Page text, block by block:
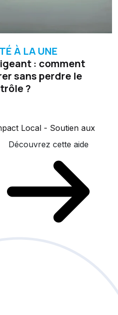
À LA UNE
: comment
sans perdre le
?
Local - Soutien aux
Découvrez cette aide